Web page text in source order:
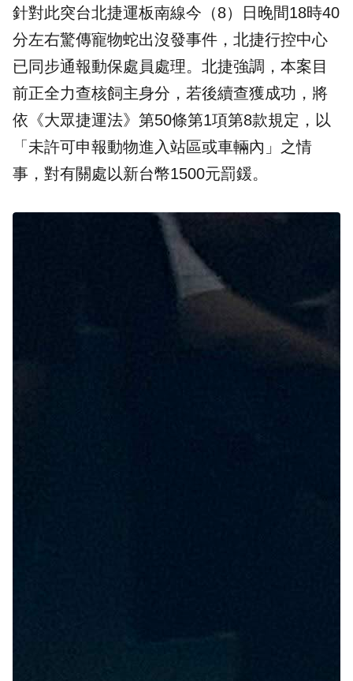
針對此突台北捷運板南線今（8）日晚間18時40
分左右驚傳寵物蛇出沒發事件，北捷行控中心
已同步通報動保處 員處理。北捷強調，本案目
前正全力查核飼主身分，若後續查獲成功，將
依《大眾捷運法》第50條第1項第8款規定，以
「未許可申報動物進入站區或車輛內」之情
事，對有關處以新台幣1500元罰鍰。